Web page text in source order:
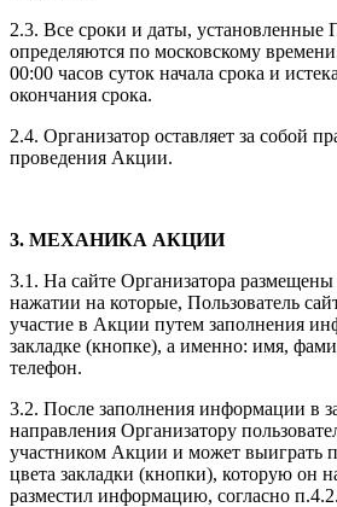
2.3. Все сроки и даты,
определяются по московскому
00:00 часов суток начала срока и
окончания срока.
2.4. Организатор оставляет за собой
проведения Акции.
3. МЕХАНИКА АКЦИИ
3.1. На сайте Организатора
нажатии на которые, Пользователь
участие в Акции путем заполнения
закладке (кнопке), а именно: имя,
телефон.
3.2. После заполнения информации в
направления Организатору
участником Акции и может выиграть
цвета закладки (кнопки), которую он
разместил информацию, согласно